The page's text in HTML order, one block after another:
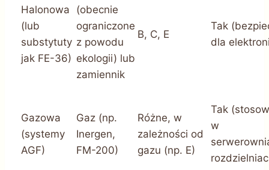
Halonowa
(lub
substytuty
jak FE-36)
(obecnie
ograniczone
z powodu
ekologii) lub
zamiennik
B, C, E
Tak
dla
Gazowa
(systemy
AGF)
Gaz (np.
Inergen,
FM-200)
Różne, w
zależności od
gazu (np. E)
Tak
w